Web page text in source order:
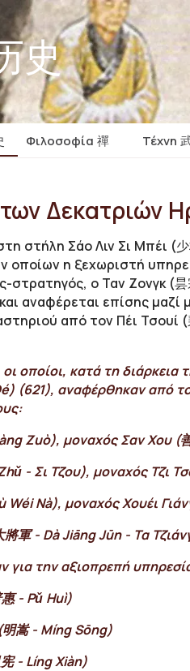
史
Φιλοσοφία 禪 Τέχνη
Δεκατριών
στήλη Σάο Λιν Σι Μπέι (
οποίων η ξεχωριστή
στρατηγός, ο Ταν Zονγκ (
αναφέρεται επίσης μαζί
από τον Πέι
οποίοι, κατά τη
(621), αναφέρθηκαν από
Zuò), μοναχός Σαν Χου (
- Σι Τζου), μοναχός Τζι
Wéi Nà), μοναχός Χουέι
軍 - Dà Jiāng Jūn - Τα
για την αξιοπρεπή
- Pǔ Huì)
嵩 - Míng Sōng)
- Líng Xiàn)